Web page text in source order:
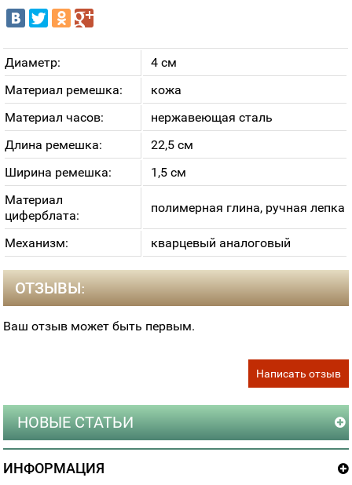
Диаметр:
4 см
Материал ремешка:
кожа
Материал часов:
нержавеющая сталь
Длина ремешка:
22,5 см
Ширина ремешка:
1,5 см
Материал
циферблата:
полимерная глина, ручная лепка
Механизм: кварцевый аналоговый
ОТЗЫВЫ:
Ваш отзыв может быть первым.
Написать отзыв
НОВЫЕ СТАТЬИ
ИНФОРМАЦИЯ